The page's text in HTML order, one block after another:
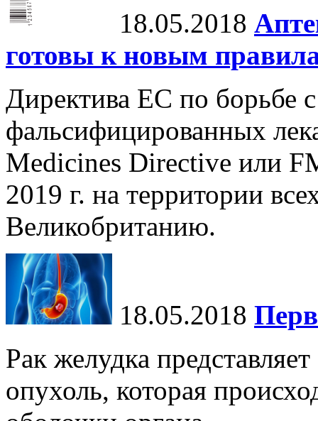
18.05.2018
готовы к новым
Директива ЕС по борьбе
фальсифицированных
Medicines Directive или
2019 г. на территории
Великобританию.
18.05.2018
Рак желудка
опухоль, которая